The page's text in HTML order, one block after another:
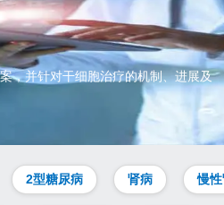
，并针对干细胞治疗的机制、进展及
2型糖尿病 肾病 慢